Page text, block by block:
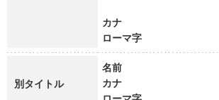
カナ
ローマ字
別タイトル
名前
カナ